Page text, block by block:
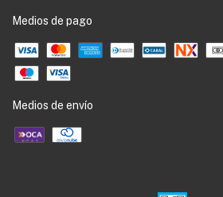
Medios de pago
Medios de envío